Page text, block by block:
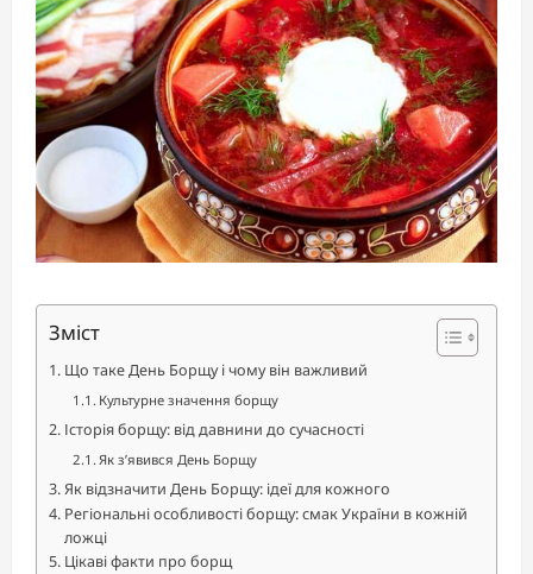
Зміст
Що таке День Борщу і чому він важливий
Культурне значення борщу
Історія борщу: від давнини до сучасності
Як з’явився День Борщу
Як відзначити День Борщу: ідеї для кожного
Регіональні особливості борщу: смак України в кожній
ложці
Цікаві факти про борщ